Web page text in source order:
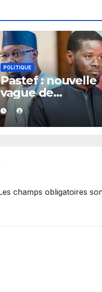
POLITIQUE
Pastef : nouvelle
vague de
ralliements à
Diomaye,
cadres et
champs obligatoires